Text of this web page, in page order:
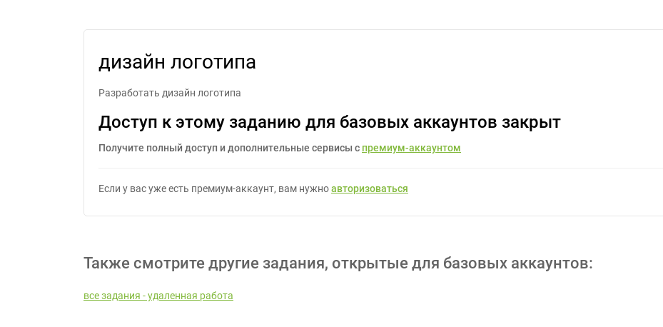
дизайн логотипа
Разработать дизайн логотипа
Доступ к этому заданию для базовых аккаунтов закрыт
Получите полный доступ и дополнительные сервисы с премиум-аккаунтом
Если у вас уже есть премиум-аккаунт, вам нужноавторизоваться
Также смотрите другие задания, открытые для базовых аккаунтов:
все задания - удаленная работа